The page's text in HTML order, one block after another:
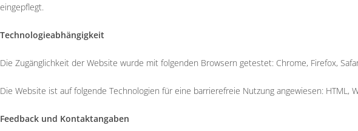
eingepflegt.
Technologieabhängigkeit
Die Zugänglichkeit der Website wurde mit folgenden Browsern getestet: Chrome, Firefox,
Die Website ist auf folgende Technologien für eine barrierefreie Nutzung angewiesen: HTML,
Feedback und Kontaktangaben